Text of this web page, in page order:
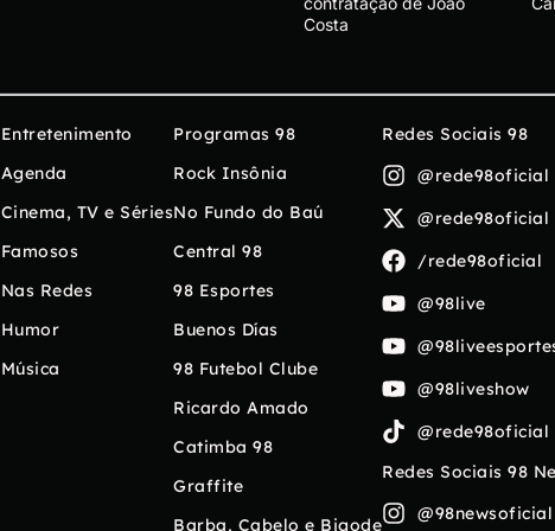
Costa
Entretenimento
Agenda
Cinema, TV e Séries
Famosos
Nas Redes
Humor
Música
Programas 98
Rock Insônia
No Fundo do Baú
Central 98
98 Esportes
Buenos Días
98 Futebol Clube
Ricardo Amado
Catimba 98
Graffite
Barba, Cabelo e Bigode
Redes Sociais 98
@rede98oficial
@rede98oficial
/rede98oficial
@98live
@98liveshow
@rede98oficial
Redes Sociais 98
@98newsoficial